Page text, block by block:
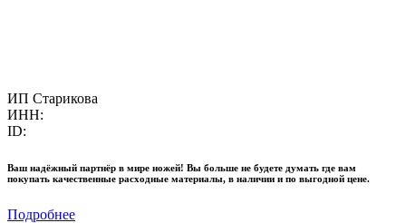
ИП Старикова
ИНН:
ID:
Ваш надёжный партнёр в мире ножей! Вы больше не будете думать где вам
покупать качественные расходные материалы, в наличии и по выгодной цене.
Подробнее